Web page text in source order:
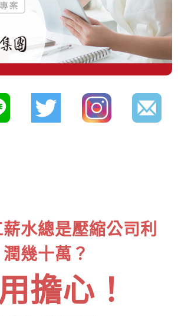
水總是壓縮公司利
潤幾十萬？
擔心！